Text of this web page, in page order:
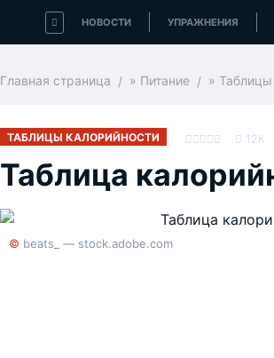
НОВОСТИ УПРАЖНЕНИЯ
Главная страница » Питание » Таблицы
ТАБЛИЦЫ КАЛОРИЙНОСТИ 12K
Таблица
© beats_ — stock.adobe.com